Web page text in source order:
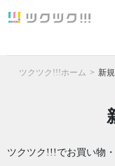
ツクツク!!!ホーム 新
ツクツク!!!でお買い物